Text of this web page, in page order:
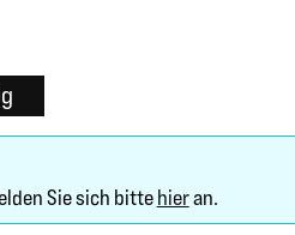
Sie sich bittehieran.